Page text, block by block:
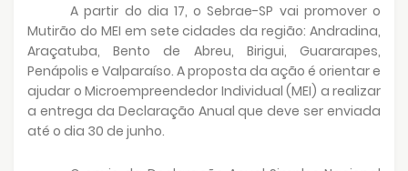
A partir do dia 17, o Sebrae-SP vai promover o
Mutirão do MEI em sete cidades da região: Andradina,
Araçatuba, Bento de Abreu, Birigui, Guararapes,
Penápolis e Valparaíso. A proposta da ação é orientar e
ajudar o Microempreendedor Individual (MEI) a realizar
a entrega da Declaração Anual que deve ser enviada
até o dia 30 de junho.